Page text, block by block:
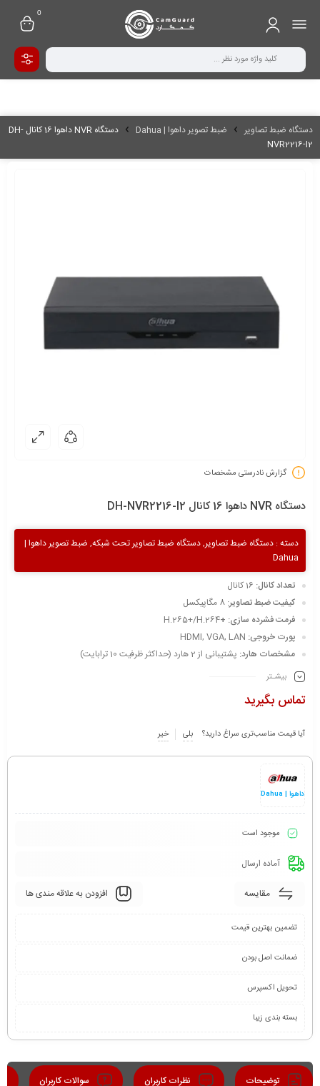
0
دستگاه ضبط تصاویر ضبط تصویر داهوا | Dahua
دستگاه NVR داهوا 16 کانال DH-
NVR2216-I2
گزارش نادرستی مشخصات
دستگاه NVR داهوا 16 کانال DH-NVR2216-I2
دسته : دستگاه ضبط تصاویر,دستگاه ضبط تصاویر تحت شبکه, ضبط تصویر داهوا |
Dahua
تعداد کانال:
کیفیت ضبط تصاویر: 8 مگاپیکسل
فرمت فشرده سازی: +H.265+/H.264
پورت خروجی: HDMI, VGA, LAN
مشخصات هارد: پشتیبانی از 2 هارد (حداکثر ظرفیت 10 ترابایت)
بیشـتر
تماس بگیرید
آیا قیمت مناسب‌تری سراغ دارید؟ بلی خیر
داهوا | Dahua
موجود است
آماده ارسال
مقایسه افزودن به علاقه مندی ها
تضمین بهترین قیمت
ضمانت اصل بودن
تحویل اکسپرس
بسته بندی زیبا
توضیحات نظرات کاربران سوالات کاربران